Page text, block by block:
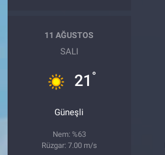
11 AĞUSTOS
SALI
21 °
Güneşli
Nem: %63
Rüzgar: 7.00 m/s